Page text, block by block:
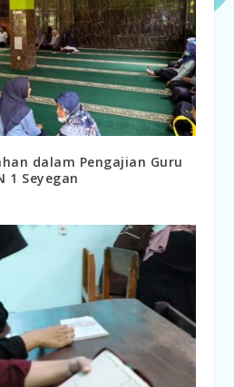
dalam Pengajian Guru
1 Seyegan